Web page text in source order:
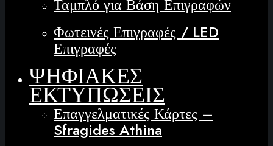
Ταμπλό για Βάση Επιγραφών
Φωτεινές Επιγραφές / LED
Επιγραφές
ΨΗΦΙΑΚΕΣ
ΕΚΤΥΠΩΣΕΙΣ
Επαγγελματικές Κάρτες –
Sfragides Athina